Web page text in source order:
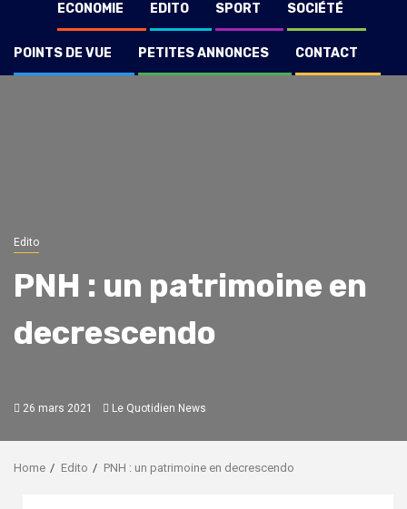
ECONOMIE EDITO SPORT SOCIÉTÉ
POINTS DE VUE PETITES ANNONCES CONTACT
Edito
PNH : un patrimoine en
decrescendo
26 mars 2021 Le Quotidien News
Home Edito PNH : un patrimoine en decrescendo